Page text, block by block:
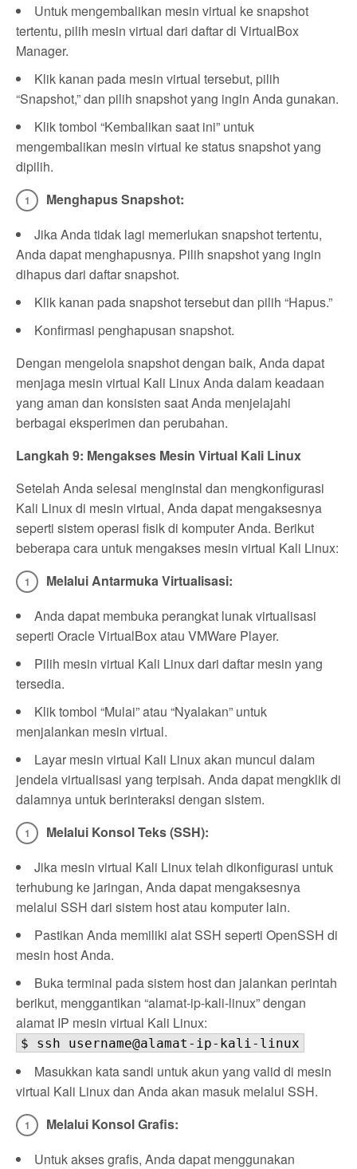
Untuk mengembalikan mesin virtual ke snapshot
tertentu, pilih mesin virtual dari daftar di VirtualBox
Manager.
Klik kanan pada mesin virtual tersebut, pilih
“Snapshot,” dan pilih snapshot yang ingin Anda gunakan.
Klik tombol “Kembalikan saat ini” untuk
mengembalikan mesin virtual ke status snapshot yang
dipilih.
Menghapus Snapshot:
Jika Anda tidak lagi memerlukan snapshot tertentu,
Anda dapat menghapusnya. Pilih snapshot yang ingin
dihapus dari daftar snapshot.
Klik kanan pada snapshot tersebut dan pilih “Hapus.”
Konfirmasi penghapusan snapshot.
Dengan mengelola snapshot dengan baik, Anda dapat
menjaga mesin virtual Kali Linux Anda dalam keadaan
yang aman dan konsisten saat Anda menjelajahi
berbagai eksperimen dan perubahan.
Langkah 9: Mengakses Mesin Virtual Kali Linux
Setelah Anda selesai menginstal dan mengkonfigurasi
Kali Linux di mesin virtual, Anda dapat mengaksesnya
seperti sistem operasi fisik di komputer Anda. Berikut
beberapa cara untuk mengakses mesin virtual Kali Linux:
Melalui Antarmuka Virtualisasi:
Anda dapat membuka perangkat lunak virtualisasi
seperti Oracle VirtualBox atau VMWare Player.
Pilih mesin virtual Kali Linux dari daftar mesin yang
tersedia.
Klik tombol “Mulai” atau “Nyalakan” untuk
menjalankan mesin virtual.
Layar mesin virtual Kali Linux akan muncul dalam
jendela virtualisasi yang terpisah. Anda dapat mengklik di
dalamnya untuk berinteraksi dengan sistem.
Melalui Konsol Teks (SSH):
Jika mesin virtual Kali Linux telah dikonfigurasi untuk
terhubung ke jaringan, Anda dapat mengaksesnya
melalui SSH dari sistem host atau komputer lain.
Pastikan Anda memiliki alat SSH seperti OpenSSH di
mesin host Anda.
Buka terminal pada sistem host dan jalankan perintah
berikut, menggantikan “alamat-ip-kali-linux” dengan
alamat IP mesin virtual Kali Linux:
$ ssh username@alamat-ip-kali-linux
Masukkan kata sandi untuk akun yang valid di mesin
virtual Kali Linux dan Anda akan masuk melalui SSH.
Melalui Konsol Grafis:
Untuk akses grafis, Anda dapat menggunakan